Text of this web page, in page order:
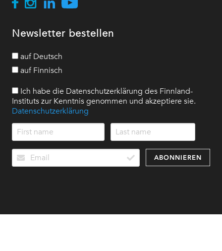
Newsletter bestellen
auf Deutsch
auf Finnisch
Ich habe die Datenschutzerklärung des Finnland-
Instituts zur Kenntnis genommen und akzeptiere sie.
Datenschutzerklärung
ABONNIEREN